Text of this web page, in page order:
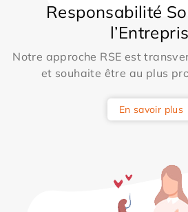
Responsabilité
Notre approche RSE est
et souhaite être au plus
En savoir plus